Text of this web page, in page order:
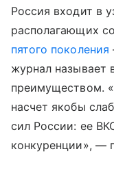
Россия входит в
располагающих
пятого поколения
журнал называет
преимуществом.
насчет якобы
сил России: ее
конкуренции», —